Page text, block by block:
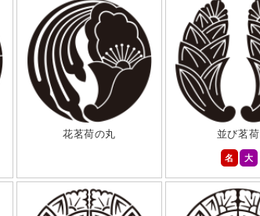
花茗荷の丸
並び茗荷
名
大